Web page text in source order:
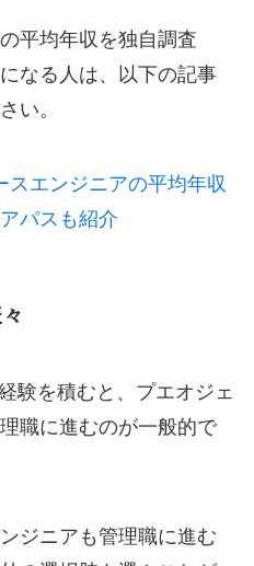
平均年収を独自調査
なる人は、以下の記事
い。
スエンジニアの平均年収
パスも紹介
験を積むと、プエオジェ
職に進むのが一般的で
ジニアも管理職に進む